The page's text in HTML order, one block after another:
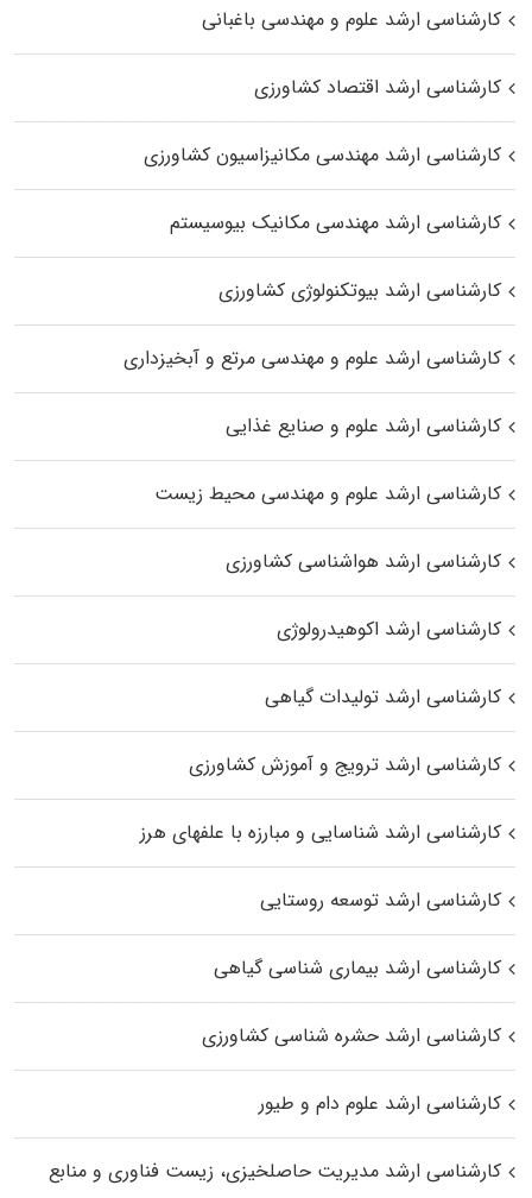
کارشناسی ارشد علوم و مهندسی باغبانی
کارشناسی ارشد اقتصاد کشاورزی
کارشناسی ارشد مهندسی مکانیزاسیون کشاورزی
کارشناسی ارشد مهندسی مکانیک بیوسیستم
کارشناسی ارشد بیوتکنولوژی کشاورزی
کارشناسی ارشد علوم و مهندسی مرتع و آبخیزداری
کارشناسی ارشد علوم و صنایع غذایی
کارشناسی ارشد علوم و مهندسی محیط زیست
کارشناسی ارشد هواشناسی کشاورزی
کارشناسی ارشد اکوهیدرولوژی
کارشناسی ارشد تولیدات گیاهی
کارشناسی ارشد ترویج و آموزش کشاورزی
کارشناسی ارشد شناسایی و مبارزه با علفهای هرز
کارشناسی ارشد توسعه روستایی
کارشناسی ارشد بیماری‌ شناسی گیاهی
کارشناسی ارشد حشره‌ شناسی کشاورزی
کارشناسی ارشد علوم دام و طیور
کارشناسی ارشد مدیریت حاصلخیزی، زیست فناوری و منابع